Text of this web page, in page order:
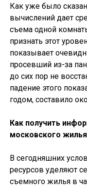
Как уже было
вычислений дает
съема одной
признать этот
показывает
просевший из-за
до сих пор не
падение этого
годом, составило
Как получить
московского
В сегодняшних
ресурсов уделяют
съемного жилья в